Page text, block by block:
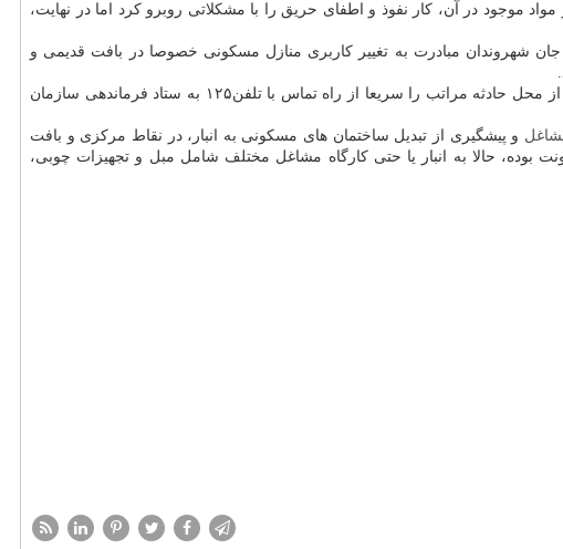
موجود در آن، کار نفوذ و اطفای حریق را با مشکلاتی روبرو کرد اما در نهایت،
گرفتن ایمنی جان شهروندان مبادرت به تغییر کاربری منازل مسکونی خصوصا در بافت قدیمی و
رئیس سازمان آتش نشانی شیراز به شهروندان سفارش کرد که در صورت بروز هرگونه حادثه ضمن حفظ خونسردی و همزمان با دور شدن از محل حادثه مراتب را سریعا از راه تماس با تلفن۱۲۵ به ستاد فرماندهی سازمان
و پیشگیری از تبدیل ساختمان های مسکونی به انبار، در نقاط مرکزی و بافت
حالا به انبار یا حتی کارگاه مشاغل مختلف شامل مبل و تجهیزات چوبی،